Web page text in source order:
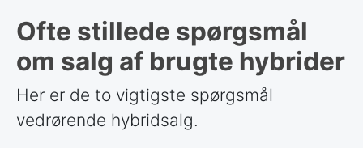
Ofte stillede spørgsmål
om salg af brugte hybrider
Her er de to vigtigste spørgsmål
vedrørende hybridsalg.